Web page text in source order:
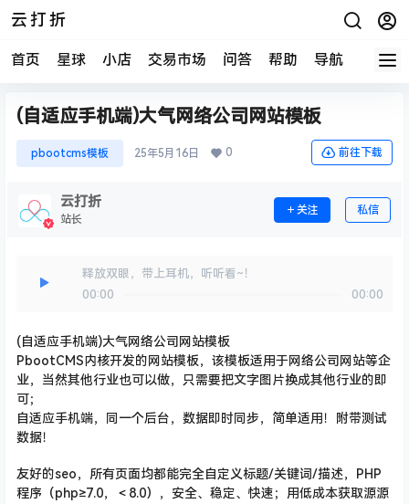
云打折
首页 星球 小店 交易市场 问答 帮助 导航 快报
(自适应手机端)大气网络公司网站模板
pbootcms模板 25年5月16日 0 前往下载
云打折
站长
关注 私信
释放双眼，带上耳机，听听看~！
00:00
00:00
(自适应手机端)大气网络公司网站模板
PbootCMS内核开发的网站模板，该模板适用于网络公司网站等企
业，当然其他行业也可以做，只需要把文字图片换成其他行业的即
可；
自适应手机端，同一个后台，数据即时同步，简单适用！附带测试
数据！
友好的seo，所有页面均都能完全自定义标题/关键词/描述，PHP
程序（php≥7.0，＜8.0），安全、稳定、快速；用低成本获取源源